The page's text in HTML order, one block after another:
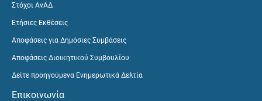
Στόχοι ΑνΑΔ
Ετήσιες Εκθέσεις
Αποφάσεις για Δημόσιες Συμβάσεις
Αποφάσεις Διοικητικού Συμβουλίου
Δείτε προηγούμενα Ενημερωτικά Δελτία
Επικοινωνία